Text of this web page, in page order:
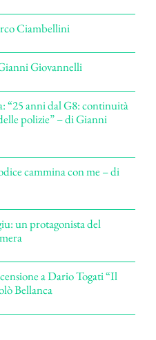
Ciambellini
Giovannelli
“25 anni dal G8: continuità
polizie” – di Gianni
cammina con me – di
un protagonista del
a Dario Togati “Il
Bellanca